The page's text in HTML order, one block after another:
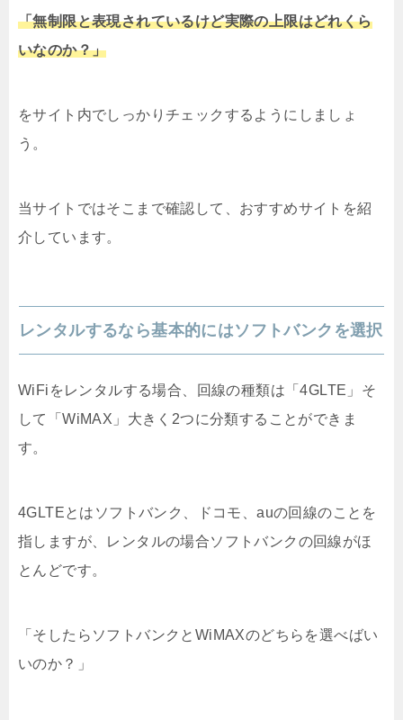
「無制限と表現されているけど実際の上限はどれくら
いなのか？」
をサイト内でしっかりチェックするようにしましょ
う。
当サイトではそこまで確認して、おすすめサイトを紹
介しています。
レンタルするなら基本的にはソフトバンクを選択
WiFiをレンタルする場合、回線の種類は「4GLTE」そ
して「WiMAX」大きく2つに分類することができま
す。
4GLTEとはソフトバンク、ドコモ、auの回線のことを
指しますが、レンタルの場合ソフトバンクの回線がほ
とんどです。
「そしたらソフトバンクとWiMAXのどちらを選べばい
いのか？」